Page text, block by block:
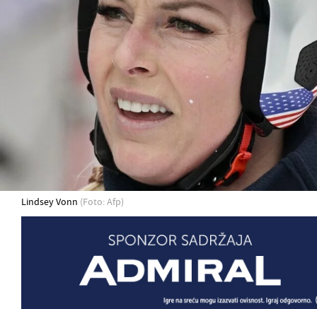
Lindsey Vonn (Foto: Afp)